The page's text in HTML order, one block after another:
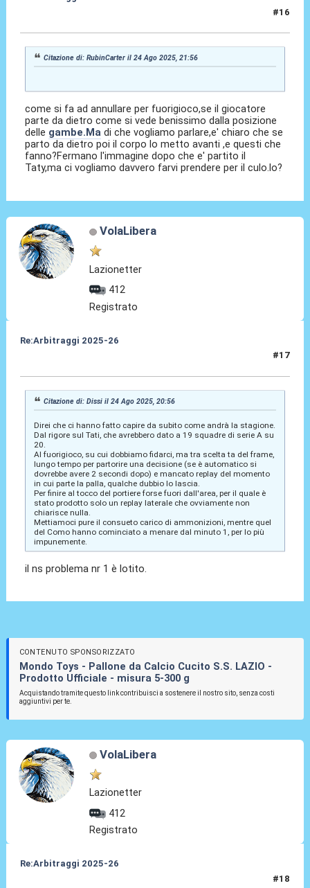
#16
Citazione di: RubinCarter il 24 Ago 2025, 21:56
come si fa ad annullare per fuorigioco,se il giocatore
parte da dietro come si vede benissimo dalla posizione
delle gambe.Ma di che vogliamo parlare,e' chiaro che se
parto da dietro poi il corpo lo metto avanti ,e questi che
fanno?Fermano l'immagine dopo che e' partito il
Taty,ma ci vogliamo davvero farvi prendere per il culo.lo?
VolaLibera
Lazionetter
412
Registrato
Re:Arbitraggi 2025-26
#17
Citazione di: Dissi il 24 Ago 2025, 20:56
Direi che ci hanno fatto capire da subito come andrà la stagione.
Dal rigore sul Tati, che avrebbero dato a 19 squadre di serie A su
20.
Al fuorigioco, su cui dobbiamo fidarci, ma tra scelta ta del frame,
lungo tempo per partorire una decisione (se è automatico si
dovrebbe avere 2 secondi dopo) e mancato replay del momento
in cui parte la palla, qualche dubbio lo lascia.
Per finire al tocco del portiere forse fuori dall'area, per il quale è
stato prodotto solo un replay laterale che ovviamente non
chiarisce nulla.
Mettiamoci pure il consueto carico di ammonizioni, mentre quel
del Como hanno cominciato a menare dal minuto 1, per lo più
impunemente.
il ns problema nr 1 è lotito.
CONTENUTO SPONSORIZZATO
Mondo Toys - Pallone da Calcio Cucito S.S. LAZIO -
Prodotto Ufficiale - misura 5-300 g
Acquistando tramite questo link contribuisci a sostenere il nostro sito, senza costi
aggiuntivi per te.
VolaLibera
Lazionetter
412
Registrato
Re:Arbitraggi 2025-26
#18